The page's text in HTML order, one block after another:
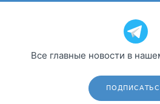
Все главные новости в